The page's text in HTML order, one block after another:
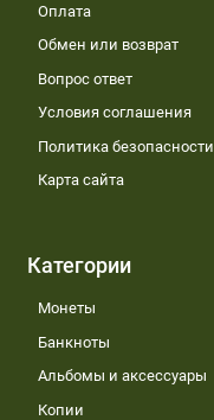
Оплата
Обмен или возврат
Вопрос ответ
Условия соглашения
Политика безопасности
Карта сайта
Категории
Монеты
Банкноты
Альбомы и аксессуары
Копии